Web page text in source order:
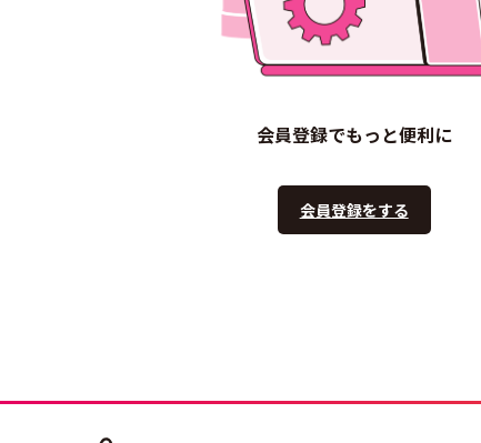
会員登録でもっと便利に
会員登録をする